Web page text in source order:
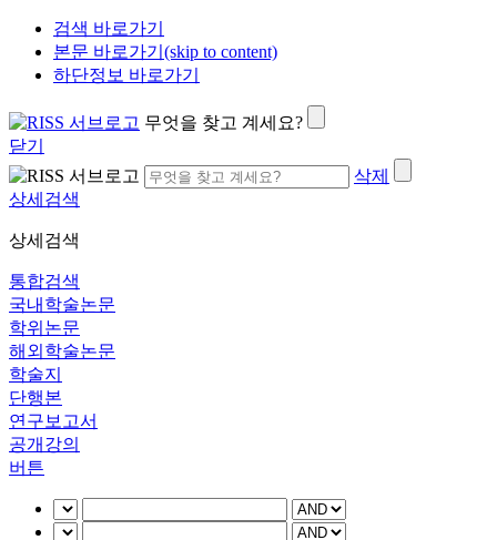
검색 바로가기
본문 바로가기(skip to content)
하단정보 바로가기
무엇을 찾고 계세요?
닫기
삭제
상세검색
상세검색
통합검색
국내학술논문
학위논문
해외학술논문
학술지
단행본
연구보고서
공개강의
버튼